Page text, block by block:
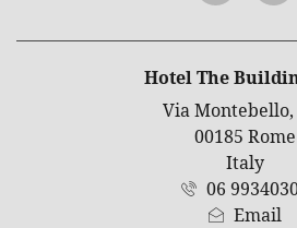
ADRESSEHotel The
Via Montebello,
00185 Rome
Italy
06
Email